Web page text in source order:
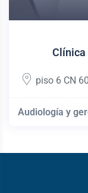
Clínica
piso 6 CN
Audiología y